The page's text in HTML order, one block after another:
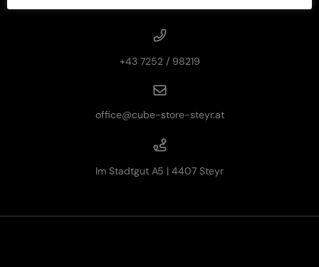
+43 7252 / 98219
office@cube-store-steyr.at
Im Stadtgut A5 | 4407 Steyr